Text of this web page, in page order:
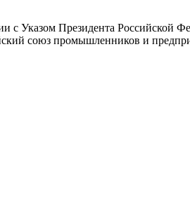
Указом Президента Российской
союз промышленников и